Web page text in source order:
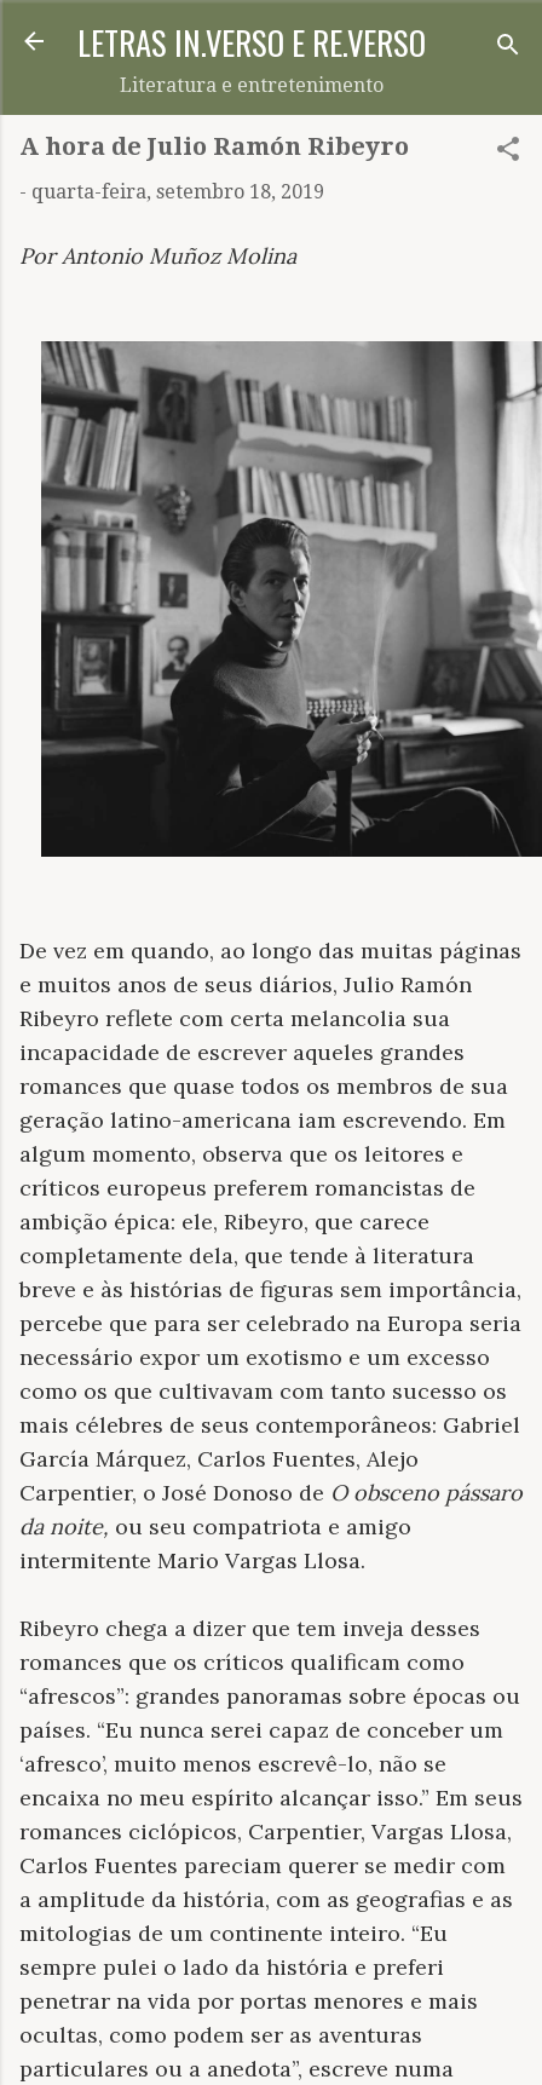
Pular para o conteúdo principal
LETRAS IN.VERSO E RE.VERSO
Literatura e entretenimento
A hora de Julio Ramón Ribeyro
- quarta-feira, setembro 18, 2019
Por Antonio Muñoz Molina
De vez em quando, ao longo das muitas páginas
e muitos anos de seus diários, Julio Ramón
Ribeyro reflete com certa melancolia sua
incapacidade de escrever aqueles grandes
romances que quase todos os membros de sua
geração latino-americana iam escrevendo. Em
algum momento, observa que os leitores e
críticos europeus preferem romancistas de
ambição épica: ele, Ribeyro, que carece
completamente dela, que tende à literatura
breve e às histórias de figuras sem importância,
percebe que para ser celebrado na Europa seria
necessário expor um exotismo e um excesso
como os que cultivavam com tanto sucesso os
mais célebres de seus contemporâneos: Gabriel
García Márquez, Carlos Fuentes, Alejo
Carpentier, o José Donoso de O obsceno pássaro
da noite, ou seu compatriota e amigo
intermitente Mario Vargas Llosa.
Ribeyro chega a dizer que tem inveja desses
romances que os críticos qualificam como
“afrescos”: grandes panoramas sobre épocas ou
países. “Eu nunca serei capaz de conceber um
‘afresco’, muito menos escrevê-lo, não se
encaixa no meu espírito alcançar isso.” Em seus
romances ciclópicos, Carpentier, Vargas Llosa,
Carlos Fuentes pareciam querer se medir com
a amplitude da história, com as geografias e as
mitologias de um continente inteiro. “Eu
sempre pulei o lado da história e preferi
penetrar na vida por portas menores e mais
ocultas, como podem ser as aventuras
particulares ou a anedota”, escreve numa